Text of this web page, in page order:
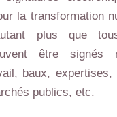
la transformation
plus que
être signés
baux, expertises,
publics, etc.